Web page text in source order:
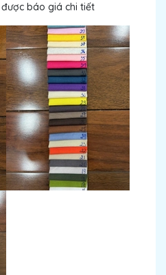
được báo giá chi tiết